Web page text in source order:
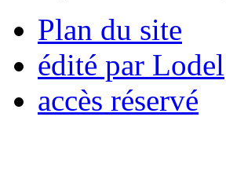
Plan du site
édité par Lodel
accès réservé